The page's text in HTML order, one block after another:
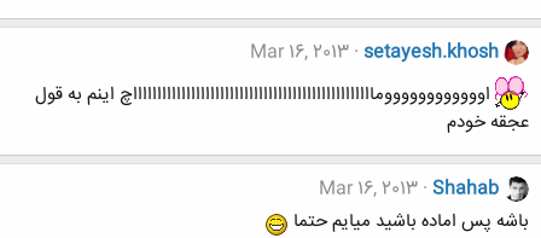
setayesh.khosh
Mar 16, 2013
اوووووووووووومااااااااااااااااااااااااااااااااااااااااااااااااااچ اینم به قول
عجقه خودم
Shahab
Mar 16, 2013
باشه پس اماده باشید میایم حتما